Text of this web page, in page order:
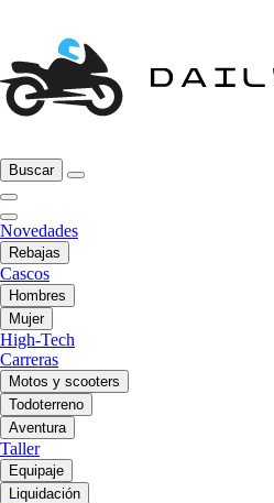
Buscar
Novedades
Rebajas
Cascos
Hombres
Mujer
High-Tech
Carreras
Motos y scooters
Todoterreno
Aventura
Taller
Equipaje
Liquidación